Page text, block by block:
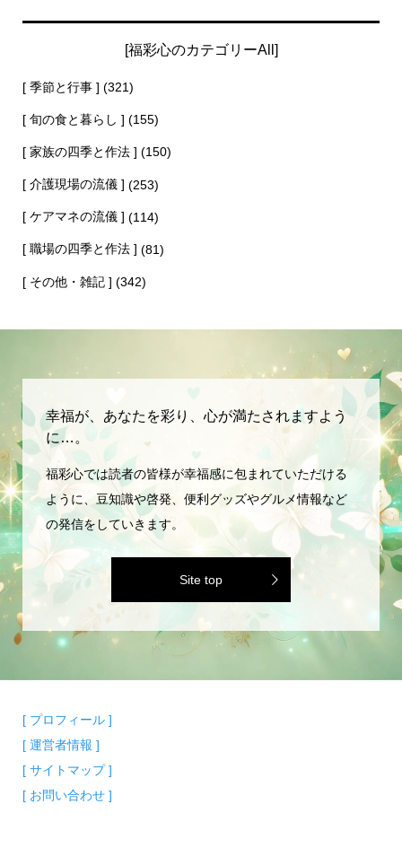
[福彩心のカテゴリーAll]
[ 季節と行事 ] (321)
[ 旬の食と暮らし ] (155)
[ 家族の四季と作法 ] (150)
[ 介護現場の流儀 ] (253)
[ ケアマネの流儀 ] (114)
[ 職場の四季と作法 ] (81)
[ その他・雑記 ] (342)
幸福が、あなたを彩り、心が満たされますよう
に…。
福彩心では読者の皆様が幸福感に包まれていただける
ように、豆知識や啓発、便利グッズやグルメ情報など
の発信をしていきます。
Site top
[ プロフィール ]
[ 運営者情報 ]
[ サイトマップ ]
[ お問い合わせ ]